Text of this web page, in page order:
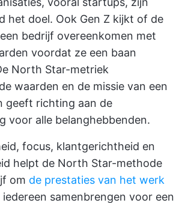
het doel. Ook Gen Z kijkt of de
bedrijf overeenkomen met
voordat ze een baan
North Star-metriek
waarden en de missie van een
geeft richting aan de
voor alle belanghebbenden.
focus, klantgerichtheid en
helpt de North Star-methode
om de prestaties van het werk
iedereen samenbrengen voor een